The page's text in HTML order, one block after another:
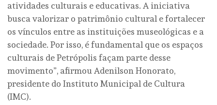
atividades culturais e educativas. A iniciativa
busca valorizar o patrimônio cultural e fortalecer
os vínculos entre as instituições museológicas e a
sociedade. Por isso, é fundamental que os espaços
culturais de Petrópolis façam parte desse
movimento”, afirmou Adenilson Honorato,
presidente do Instituto Municipal de Cultura
(IMC).